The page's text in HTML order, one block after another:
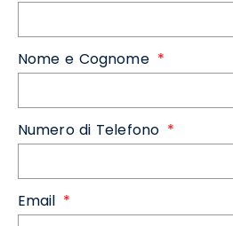
Nome e Cognome
Numero di Telefono
Email